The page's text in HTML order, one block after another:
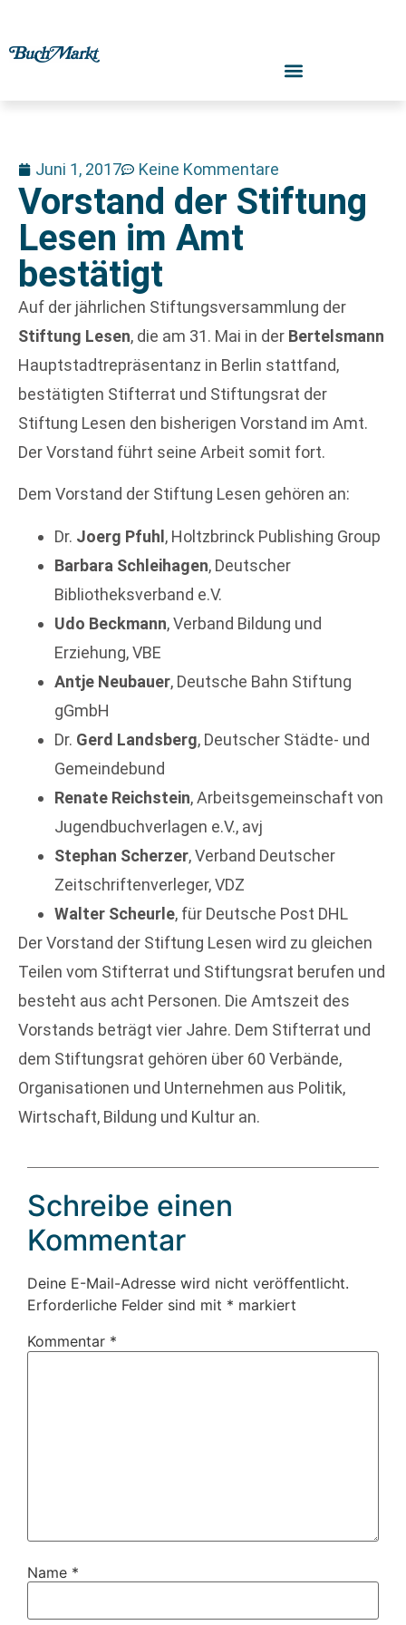
Juni 1, 2017 Keine Kommentare
Vorstand der Stiftung
Lesen im Amt
bestätigt
Auf der jährlichen Stiftungsversammlung der
Stiftung Lesen, die am 31. Mai in der Bertelsmann
Hauptstadtrepräsentanz in Berlin stattfand,
bestätigten Stifterrat und Stiftungsrat der
Stiftung Lesen den bisherigen Vorstand im Amt.
Der Vorstand führt seine Arbeit somit fort.
Dem Vorstand der Stiftung Lesen gehören an:
Dr. Joerg Pfuhl, Holtzbrinck Publishing Group
Barbara Schleihagen, Deutscher
Bibliotheksverband e.V.
Udo Beckmann, Verband Bildung und
Erziehung, VBE
Antje Neubauer, Deutsche Bahn Stiftung
gGmbH
Dr. Gerd Landsberg, Deutscher Städte- und
Gemeindebund
Renate Reichstein, Arbeitsgemeinschaft von
Jugendbuchverlagen e.V., avj
Stephan Scherzer, Verband Deutscher
Zeitschriftenverleger, VDZ
Walter Scheurle, für Deutsche Post DHL
Der Vorstand der Stiftung Lesen wird zu gleichen
Teilen vom Stifterrat und Stiftungsrat berufen und
besteht aus acht Personen. Die Amtszeit des
Vorstands beträgt vier Jahre. Dem Stifterrat und
dem Stiftungsrat gehören über 60 Verbände,
Organisationen und Unternehmen aus Politik,
Wirtschaft, Bildung und Kultur an.
Schreibe einen
Kommentar
Deine E-Mail-Adresse wird nicht veröffentlicht.
Erforderliche Felder sind mit * markiert
Kommentar *
Name *